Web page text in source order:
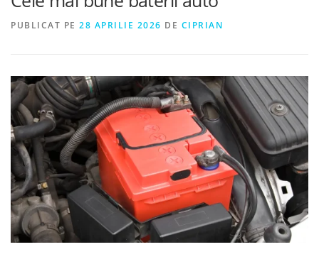
ELECTRONICE ELECTROCASNICE
PUBLICAT PE 28 APRILIE 2026 DE CIPRIAN